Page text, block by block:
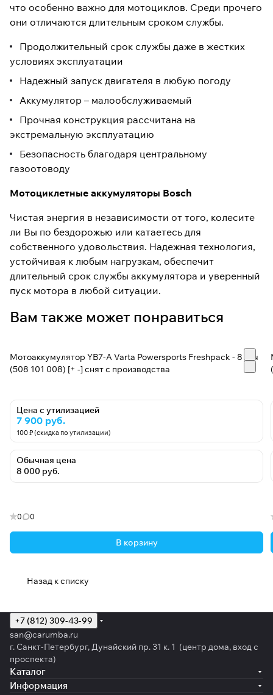
что особенно важно для мотоциклов. Среди прочего
они отличаются длительным сроком службы.
Продолжительный срок службы даже в жестких
условиях эксплуатации
Надежный запуск двигателя в любую погоду
Аккумулятор – малообслуживаемый
Прочная конструкция рассчитана на
экстремальную эксплуатацию
Безопасность благодаря центральному
газоотоводу
Мотоциклетные аккумуляторы Bosch
Чистая энергия в независимости от того, колесите
ли Вы по бездорожью или катаетесь для
собственного удовольствия. Надежная технология,
устойчивая к любым нагрузкам, обеспечит
длительный срок службы аккумулятора и уверенный
пуск мотора в любой ситуации.
Вам также может понравиться
Мотоаккумулятор YB7-A Varta Powersports Freshpack - 8 А/ч
(508 101 008) [+ -] снят с производства
Цена с утилизацией
7 900 руб.
100 ₽ (скидка по утилизации)
Обычная цена
8 000 руб.
0 0
В корзину
Назад к списку
+7 (812) 309-43-99
san@carumba.ru
г. Санкт-Петербург, Дунайский пр. 31 к. 1 (центр дома, вход с
проспекта)
Каталог
Информация